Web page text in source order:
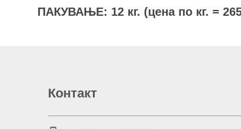
ПАКУВАЊЕ: 12 кг. (цена по кг. =
Контакт